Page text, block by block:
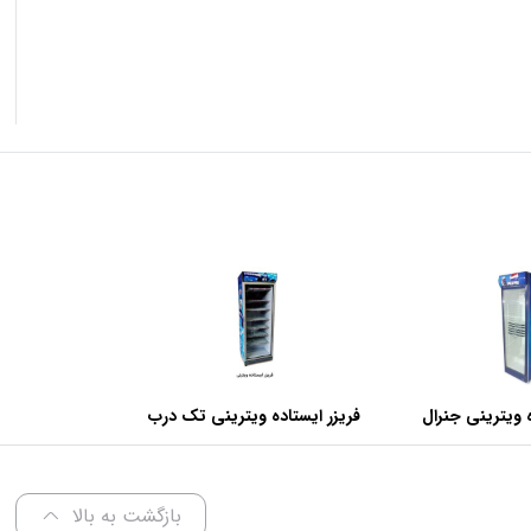
ویترینی جنرال
فریزر ایستاده ویترینی تک درب
عرض 70 سانتی متر
بازگشت به بالا